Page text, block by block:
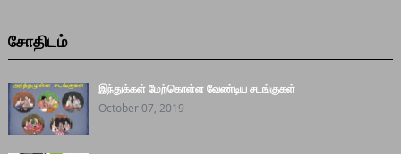
சோதிடம்
இந்துக்கள் மேற்கொள்ள வேண்டிய சடங்குகள்
October 07, 2019